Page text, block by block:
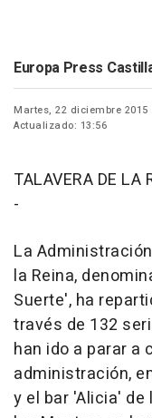
Europa Press
Martes, 22 diciembre 2015
Actualizado: 13:56
TALAVERA DE LA
-
La
la Reina,
Suerte', ha
través de 132
han ido a parar a
administración,
y el bar 'Alicia' de